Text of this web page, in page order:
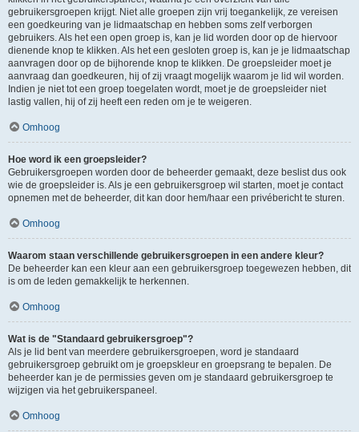
gebruikersgroepen krijgt. Niet alle groepen zijn vrij toegankelijk, ze vereisen
een goedkeuring van je lidmaatschap en hebben soms zelf verborgen
gebruikers. Als het een open groep is, kan je lid worden door op de hiervoor
dienende knop te klikken. Als het een gesloten groep is, kan je je lidmaatschap
aanvragen door op de bijhorende knop te klikken. De groepsleider moet je
aanvraag dan goedkeuren, hij of zij vraagt mogelijk waarom je lid wil worden.
Indien je niet tot een groep toegelaten wordt, moet je de groepsleider niet
lastig vallen, hij of zij heeft een reden om je te weigeren.
Omhoog
Hoe word ik een groepsleider?
Gebruikersgroepen worden door de beheerder gemaakt, deze beslist dus ook
wie de groepsleider is. Als je een gebruikersgroep wil starten, moet je contact
opnemen met de beheerder, dit kan door hem/haar een privébericht te sturen.
Omhoog
Waarom staan verschillende gebruikersgroepen in een andere kleur?
De beheerder kan een kleur aan een gebruikersgroep toegewezen hebben, dit
is om de leden gemakkelijk te herkennen.
Omhoog
Wat is de "Standaard gebruikersgroep"?
Als je lid bent van meerdere gebruikersgroepen, word je standaard
gebruikersgroep gebruikt om je groepskleur en groepsrang te bepalen. De
beheerder kan je de permissies geven om je standaard gebruikersgroep te
wijzigen via het gebruikerspaneel.
Omhoog